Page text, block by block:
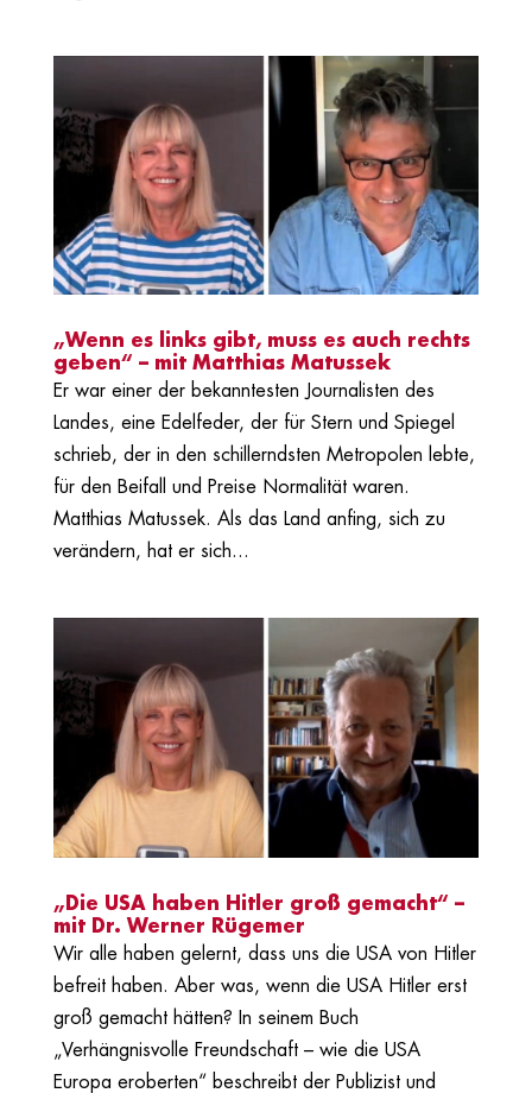
„Wenn es links gibt, muss es auch rechts
geben“ – mit Matthias Matussek
Er war einer der bekanntesten Journalisten des
Landes, eine Edelfeder, der für Stern und Spiegel
schrieb, der in den schillerndsten Metropolen lebte,
für den Beifall und Preise Normalität waren.
Matthias Matussek. Als das Land anfing, sich zu
verändern, hat er sich...
„Die USA haben Hitler groß gemacht“ –
mit Dr. Werner Rügemer
Wir alle haben gelernt, dass uns die USA von Hitler
befreit haben. Aber was, wenn die USA Hitler erst
groß gemacht hätten? In seinem Buch
„Verhängnisvolle Freundschaft – wie die USA
Europa eroberten“ beschreibt der Publizist und